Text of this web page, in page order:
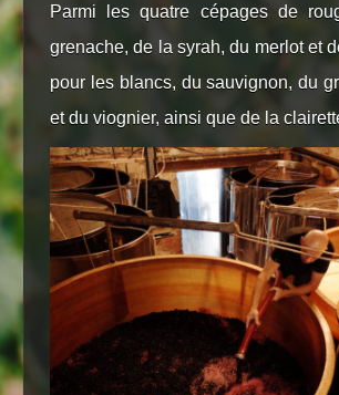
Parmi les quatre cépages de
grenache, de la syrah, du merlot et
pour les blancs, du sauvignon, du
et du viognier, ainsi que de la